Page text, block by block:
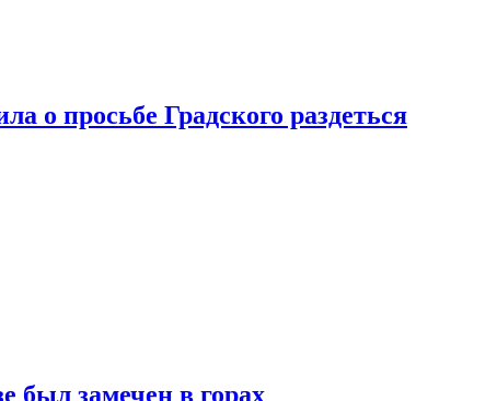
о просьбе Градского раздеться
был замечен в горах